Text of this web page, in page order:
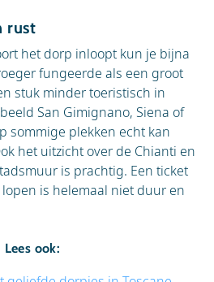
rust
het dorp inloopt kun je bijna
fungeerde als een groot
stuk minder toeristisch in
San Gimignano, Siena of
sommige plekken echt kan
het uitzicht over de Chianti en
is prachtig. Een ticket
is helemaal niet duur en
Lees ook: